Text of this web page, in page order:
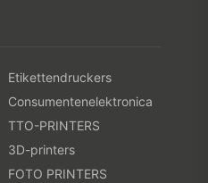
Etikettendruckers
Consumentenelektronica
TTO-PRINTERS
3D-printers
FOTO PRINTERS